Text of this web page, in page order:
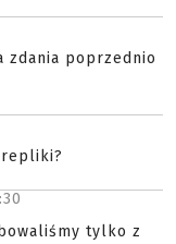
zdania poprzednio
tylko z